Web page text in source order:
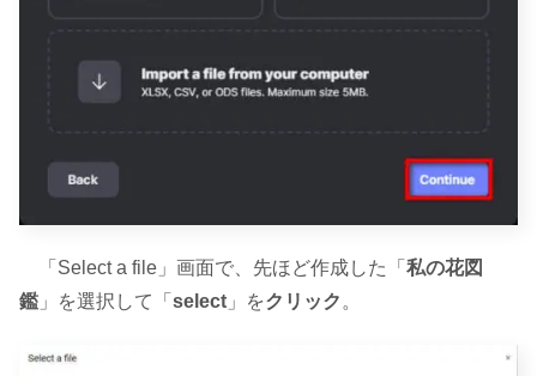
「Select a file」画面で、先ほど作成した「 私の花図
鑑 」を選択して「 select 」をクリック 。